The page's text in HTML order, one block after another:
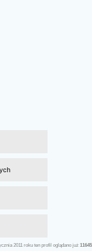
2011 roku ten profil oglądano już